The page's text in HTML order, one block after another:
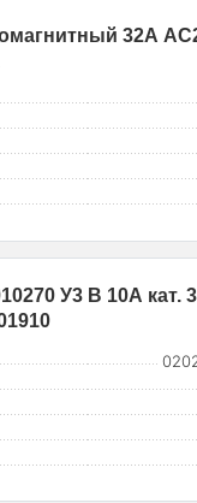
32А
У3 В 10А